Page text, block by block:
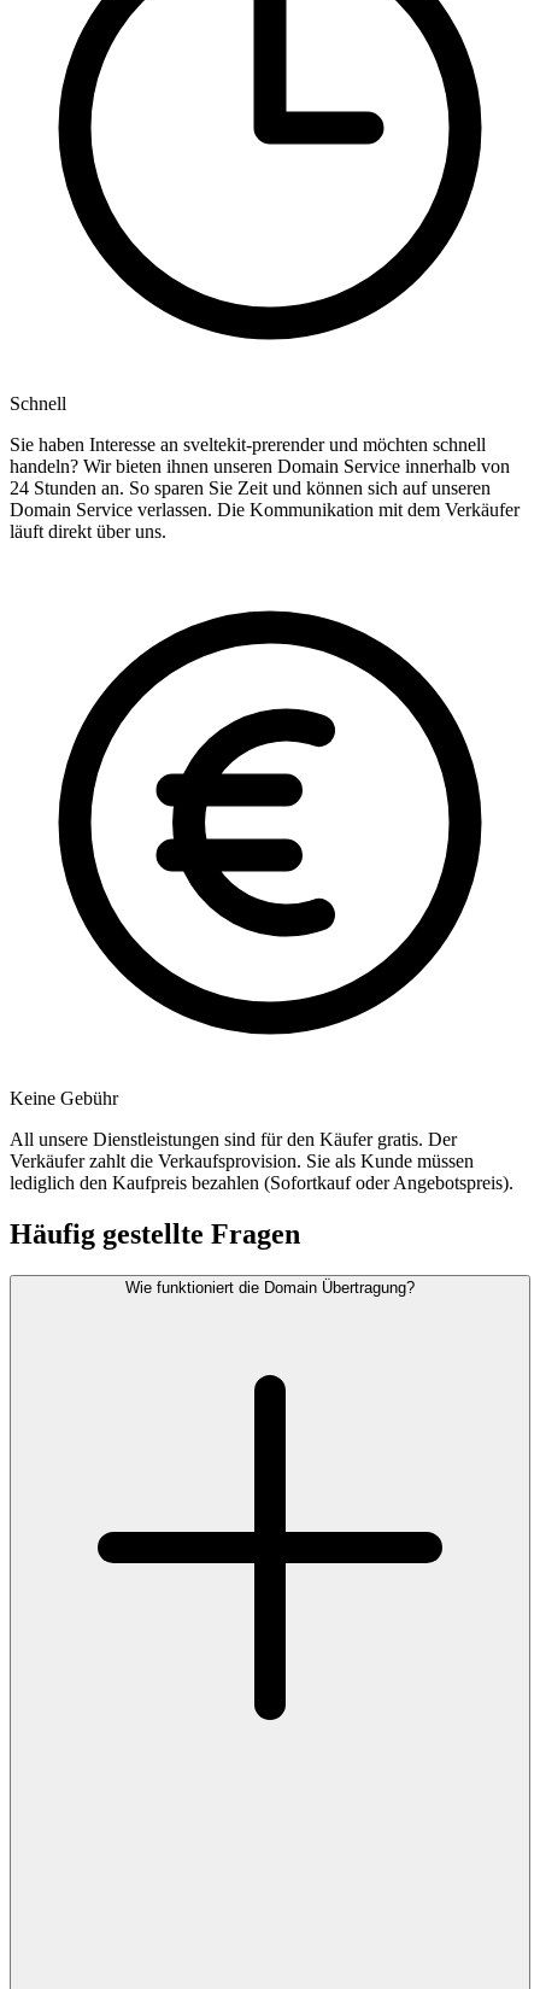
Schnell
Sie haben Interesse an sveltekit-prerender und möchten schnell
handeln? Wir bieten ihnen unseren Domain Service innerhalb von
24 Stunden an. So sparen Sie Zeit und können sich auf unseren
Domain Service verlassen. Die Kommunikation mit dem Verkäufer
läuft direkt über uns.
Keine Gebühr
All unsere Dienstleistungen sind für den Käufer gratis. Der
Verkäufer zahlt die Verkaufsprovision. Sie als Kunde müssen
lediglich den Kaufpreis bezahlen (Sofortkauf oder Angebotspreis).
Häufig gestellte Fragen
Wie funktioniert die Domain Übertragung?